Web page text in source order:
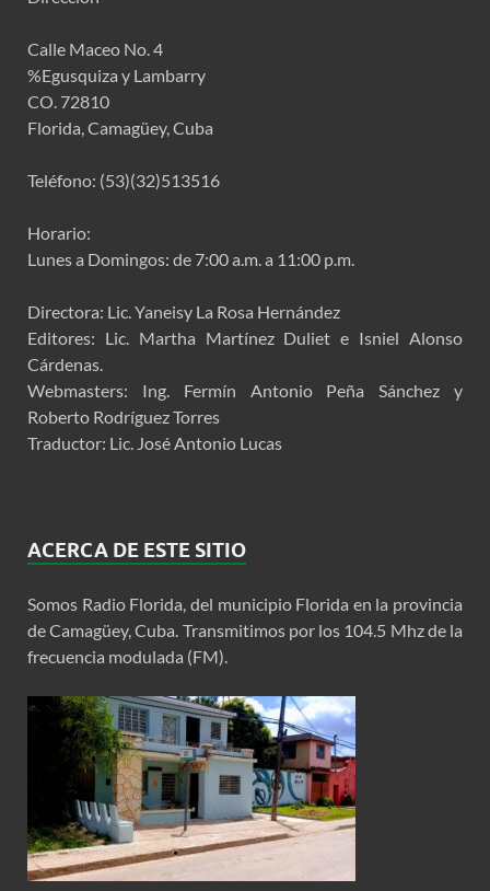
Calle Maceo No. 4
%Egusquiza y Lambarry
CO. 72810
Florida, Camagüey, Cuba
Teléfono: (53)(32)513516
Horario:
Lunes a Domingos: de 7:00 a.m. a 11:00 p.m.
Directora: Lic. Yaneisy La Rosa Hernández
Editores: Lic. Martha Martínez Duliet e Isniel Alonso
Cárdenas.
Webmasters: Ing. Fermín Antonio Peña Sánchez y
Roberto Rodríguez Torres
Traductor: Lic. José Antonio Lucas
ACERCA DE ESTE SITIO
Somos Radio Florida, del municipio Florida en la provincia
de Camagüey, Cuba. Transmitimos por los 104.5 Mhz de la
frecuencia modulada (FM).